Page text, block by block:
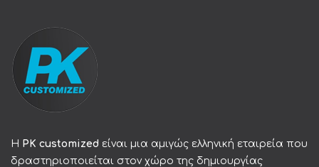
Η PK customized είναι μια αμιγώς ελληνική εταιρεία που
δραστηριοποιείται στον χώρο της δημιουργίας